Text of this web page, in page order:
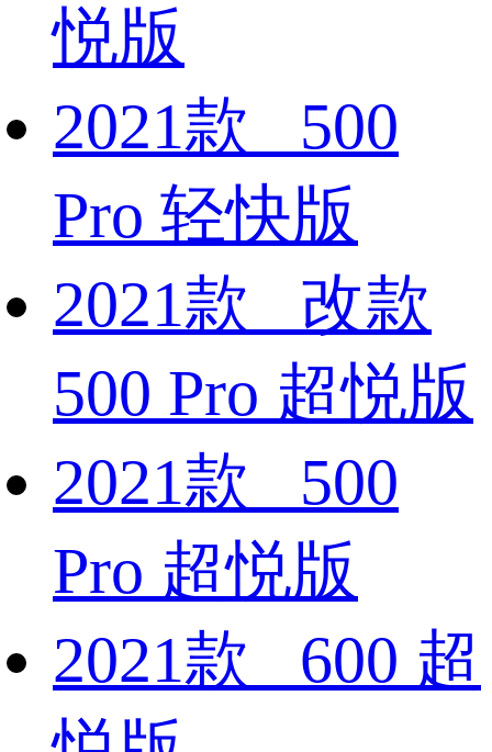
悦版
2021款 500
Pro 轻快版
2021款 改款
500 Pro 超悦版
2021款 500
Pro 超悦版
2021款 600 超